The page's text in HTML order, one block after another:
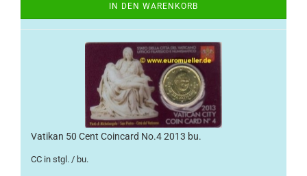
IN DEN WARENKORB
Vatikan 50 Cent Coincard No.4 2013 bu.
CC in stgl. / bu.